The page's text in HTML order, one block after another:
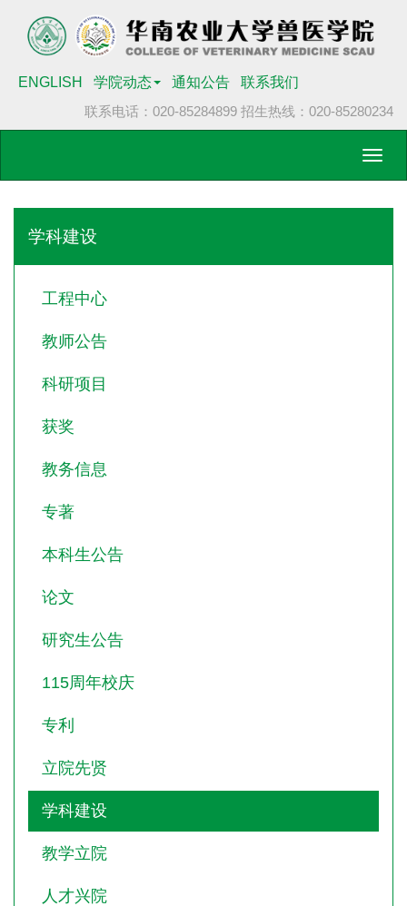
ENGLISH 学院动态 通知公告
联系我们
联系电话：020-85284899 招生热线：020-85280234
学科建设
工程中心
教师公告
科研项目
获奖
教务信息
专著
本科生公告
论文
研究生公告
115周年校庆
专利
立院先贤
学科建设
教学立院
人才兴院